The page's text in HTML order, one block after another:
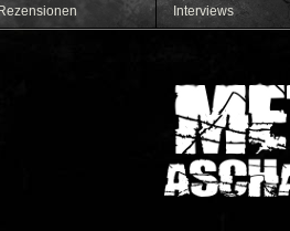
Rezensionen Interviews